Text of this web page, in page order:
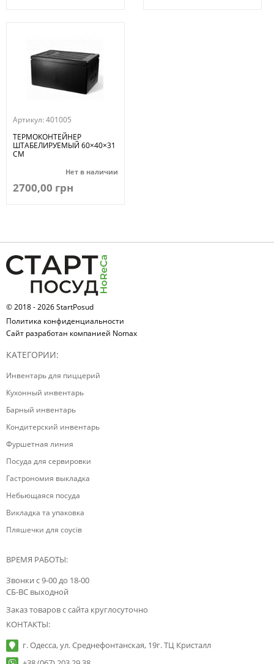
Артикул: 401005
ТЕРМОКОНТЕЙНЕР
ШТАБЕЛИРУЕМЫЙ 60×40×31
СМ
Нет в наличии
2700,00 грн
© 2018 - 2026 StartPosud
Политика конфиденциальности
Сайт разработан компанией Nomax
КАТЕГОРИИ:
Инвентарь для пиццерий
Кухонный инвентарь
Барный инвентарь
Кондитерский инвентарь
Фуршетная линия
Посуда для сервировки
Гастрономия выкладка
Небьющаяся посуда
Викладка та упаковка
Пляшечки для соусів
ВРЕМЯ РАБОТЫ:
Звонки с 9-00 до 18-00
СБ-ВС выходной
Заказ товаров с сайта круглосуточно
КОНТАКТЫ:
г. Одесса, ул. Среднефонтанская, 19г. ТЦ Кристалл